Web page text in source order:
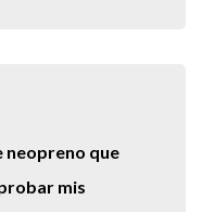
neopreno que
mis